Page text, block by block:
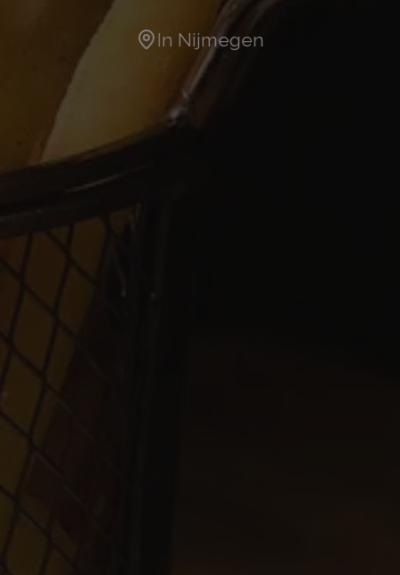
In Nijmegen